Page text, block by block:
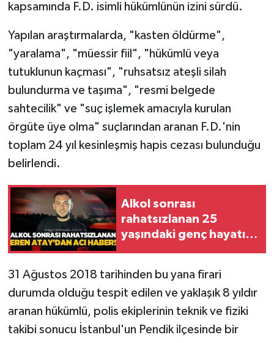
kapsamında F.D. isimli hükümlünün izini sürdü.
Yapılan araştırmalarda, "kasten öldürme",
"yaralama", "müessir fiil", "hükümlü veya
tutuklunun kaçması", "ruhsatsız ateşli silah
bulundurma ve taşıma", "resmi belgede
sahtecilik" ve "suç işlemek amacıyla kurulan
örgüte üye olma" suçlarından aranan F.D.'nin
toplam 24 yıl kesinleşmiş hapis cezası bulunduğu
belirlendi.
Alkol sonrası
rahatsızlanan 25
yaşındaki genç hayatını
31 Ağustos 2018 tarihinden bu yana firari
durumda olduğu tespit edilen ve yaklaşık 8 yıldır
aranan hükümlü, polis ekiplerinin teknik ve fiziki
takibi sonucu İstanbul'un Pendik ilçesinde bir
Politika
Resmi İlan
Röportaj
Sağlık
SİYASET
Spor
Ulusal
Yaşam